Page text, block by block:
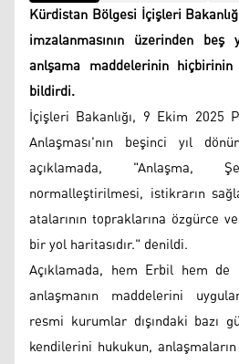
Kürdistan Bölgesi İçişleri
imzalanmasının üzerinden
anlşama maddelerinin
bildirdi.
İçişleri Bakanlığı, 9 Ekim 2025
Anlaşması'nın beşinci yıl
açıklamada, "Anlaşma,
normalleştirilmesi, istikrarın
atalarının topraklarına özgürce
bir yol haritasıdır." denildi.
Açıklamada, hem Erbil hem
anlaşmanın maddelerini
resmi kurumlar dışındaki bazı
kendilerini hukukun,